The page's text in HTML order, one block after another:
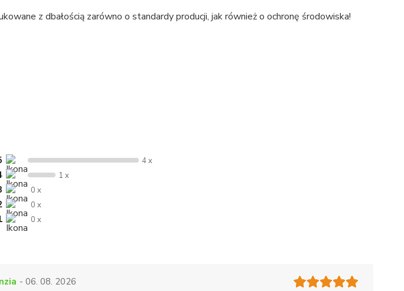
z dbałością zarówno o standardy producji, jak również o ochronę środowiska!
4 x
1 x
0 x
0 x
0 x
- 06. 08. 2026